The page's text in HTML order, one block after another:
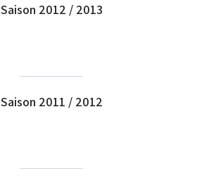
Saison 2012 / 2013
Saison 2011 / 2012